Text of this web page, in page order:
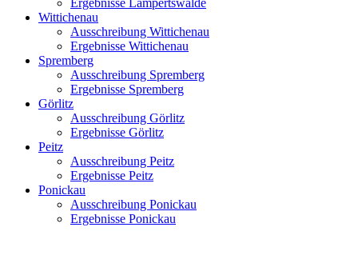
Wittichenau
Ausschreibung Wittichenau
Ergebnisse Wittichenau
Spremberg
Ausschreibung Spremberg
Ergebnisse Spremberg
Görlitz
Ausschreibung Görlitz
Ergebnisse Görlitz
Peitz
Ausschreibung Peitz
Ergebnisse Peitz
Ponickau
Ausschreibung Ponickau
Ergebnisse Ponickau